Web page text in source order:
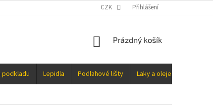
CZK Přihlášení
NÁKUPNÍ
Prázdný košík
podkladu Lepidla Podlahové lišty Laky a oleje